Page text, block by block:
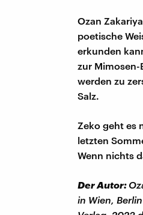
Ozan
poetische
erkunden
zur
werden zu
Salz.
Zeko geht es
letzten
Wenn nichts
Der Autor:
in Wien,